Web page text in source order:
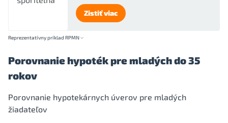
Zistiť viac
Reprezentatívny príklad RPMN
Porovnanie hypoték pre mladých do 35
rokov
Porovnanie hypotekárnych úverov pre mladých
žiadateľov